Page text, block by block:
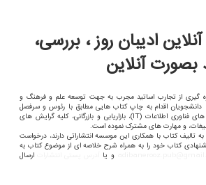
ادیبان روز ، بررسی،
آنلاین
گیری از تجارب اساتید مجرب به جهت توسعه علم و فرهنگ و
اقدام به چاپ کتاب هایی مطابق با رئوس و سرفصل
فناوری اطلاعات (IT)، بازاریابی و بازرگانی، کلیه گرایش های
و مهارت های مشترک نموده است.
به تالیف کتاب با همکاری این موسسه انتشاراتی دارند، درخواست
کتاب خود را به همراه شرح خلاصه ای از موضوع کتاب به
و یا
ارسال